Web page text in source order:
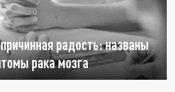
радость: названы
рака мозга